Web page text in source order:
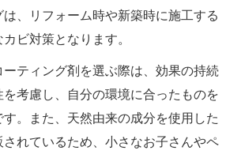
は、リフォーム時や新築時に施工する
ビ対策となります。
ーティング剤を選ぶ際は、効果の持続
考慮し、自分の環境に合ったものを
。また、天然由来の成分を使用した
れているため、小さなお子さんやペ